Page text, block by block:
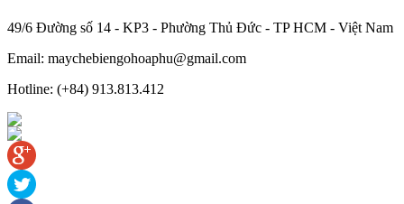
49/6 Đường số 14 - KP3 - Phường Thủ Đức - TP HCM - Việt Nam
Email: maychebiengohoaphu@gmail.com
Hotline: (+84) 913.813.412